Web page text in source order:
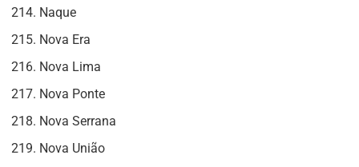
Naque
Nova Era
Nova Lima
Nova Ponte
Nova Serrana
Nova União